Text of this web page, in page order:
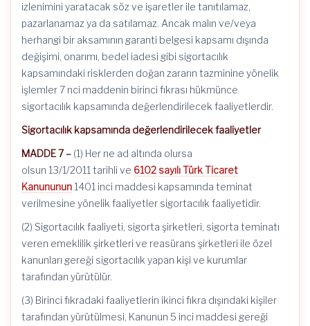
izlenimini yaratacak söz ve işaretler ile tanıtılamaz,
pazarlanamaz ya da satılamaz. Ancak malın ve/veya
herhangi bir aksamının garanti belgesi kapsamı dışında
değişimi, onarımı, bedel iadesi gibi sigortacılık
kapsamındaki risklerden doğan zararın tazminine yönelik
işlemler 7 nci maddenin birinci fıkrası hükmünce
sigortacılık kapsamında değerlendirilecek faaliyetlerdir.
Sigortacılık kapsamında değerlendirilecek faaliyetler
MADDE 7 – (1) Her ne ad altında olursa
olsun 13/1/2011 tarihli ve 6102 sayılı Türk Ticaret
Kanununun 1401 inci maddesi kapsamında teminat
verilmesine yönelik faaliyetler sigortacılık faaliyetidir.
(2) Sigortacılık faaliyeti, sigorta şirketleri, sigorta teminatı
veren emeklilik şirketleri ve reasürans şirketleri ile özel
kanunları gereği sigortacılık yapan kişi ve kurumlar
tarafından yürütülür.
(3) Birinci fıkradaki faaliyetlerin ikinci fıkra dışındaki kişiler
tarafından yürütülmesi, Kanunun 5 inci maddesi gereği